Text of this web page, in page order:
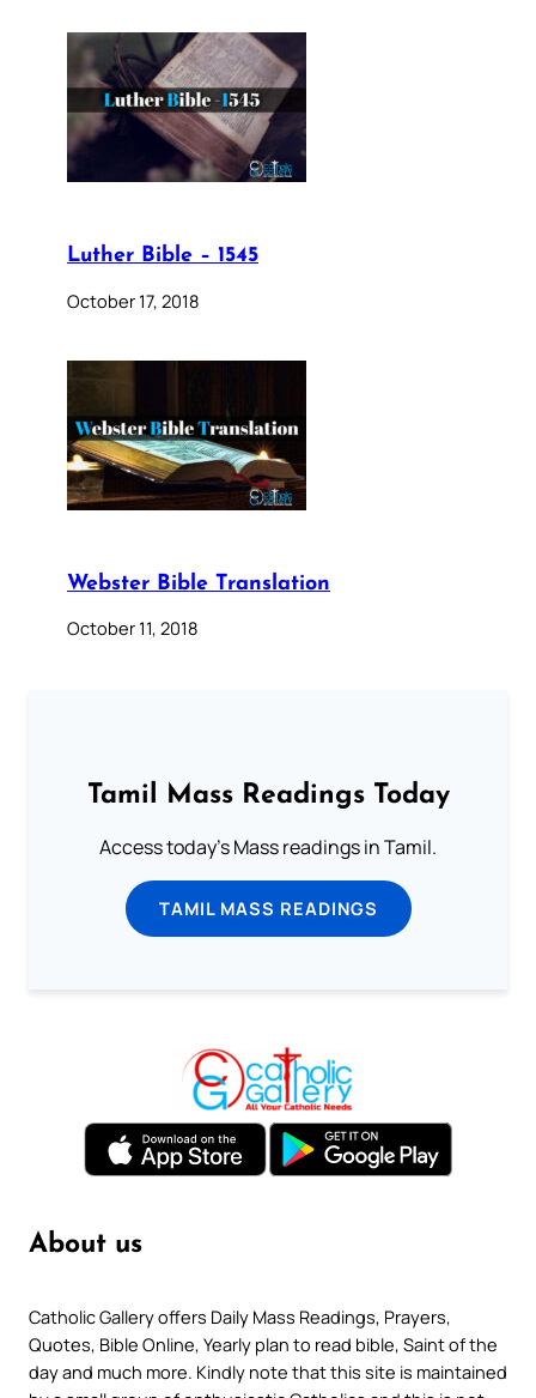
Luther Bible – 1545
October 17, 2018
Webster Bible Translation
October 11, 2018
Tamil Mass Readings Today
Access today's Mass readings in Tamil.
TAMIL MASS READINGS
About us
Catholic Gallery offers Daily Mass Readings, Prayers,
Quotes, Bible Online, Yearly plan to read bible, Saint of the
day and much more. Kindly note that this site is maintained